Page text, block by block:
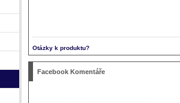
Otázky k produktu?
Facebook Komentáře